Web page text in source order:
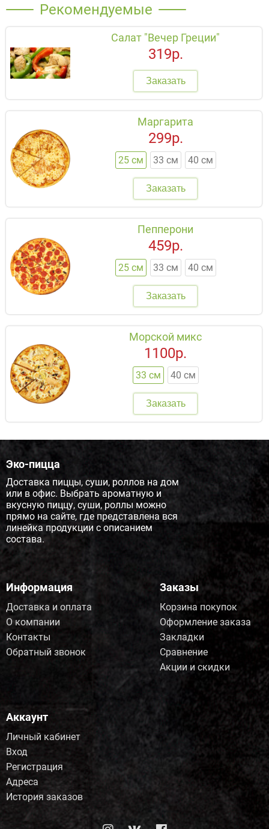
Рекомендуемые
Салат "Вечер Греции"
319р.
Заказать
Маргарита
25 см 33 см 40 см
299р.
Заказать
Пепперони
25 см 33 см 40 см
459р.
Заказать
Морской микс
33 см 40 см
1100р.
Заказать
Эко-пицца
Доставка пиццы, суши, роллов на дом
или в офис. Выбрать ароматную и
вкусную пиццу, суши, роллы можно
прямо на сайте, где представлена вся
линейка продукции с описанием
состава.
Информация
Доставка и оплата
О компании
Контакты
Обратный звонок
Заказы
Корзина покупок
Оформление заказа
Закладки
Сравнение
Акции и скидки
Аккаунт
Личный кабинет
Вход
Регистрация
Адреса
История заказов